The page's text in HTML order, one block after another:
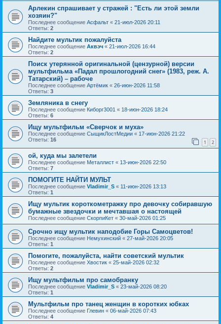
Арлекин спрашивает у стражей : "Есть ли этой земли
хозяин?"
Последнее сообщение Асфальт « 21-июл-2026 20:11
Ответы: 2
Найдите мультик пожалуйста
Последнее сообщение Аквэч « 21-июл-2026 16:44
Ответы: 2
Поиск утерянной оригинальной (цензурной) версии
мультфильма «Падал прошлогодний снег» (1983, реж. А.
Татарский) – рабоче
Последнее сообщение Артёмик « 26-июн-2026 11:58
Ответы: 3
Земляника в снегу
Последнее сообщение Киборг3001 « 18-июн-2026 18:24
Ответы: 6
Ищу мультфильм «Сверчок и муха»
Последнее сообщение СыщикЛостМедии « 17-июн-2026 21:22
Ответы: 16 1 2
ой, куда мы залетели
Последнее сообщение Металлист « 13-июн-2026 22:50
Ответы: 7
ПОМОГИТЕ НАЙТИ МУЛЬТ
Последнее сообщение Vladimir_S « 11-июн-2026 13:13
Ответы: 1
Ищу мультик короткометражку про девочку собиравшую
бумажные звездочки и мечтавшая о настоящей
Последнее сообщение СкорпиКет « 30-май-2026 01:25
Срочно ищу мультик наподобие Горы Самоцветов!
Последнее сообщение Немухинский « 27-май-2026 20:05
Ответы: 1
Помогите, пожалуйста, найти советский мультик
Последнее сообщение Хвостик « 25-май-2026 02:32
Ответы: 2
Ищу мультфильм про самобранку
Последнее сообщение Vladimir_S « 23-май-2026 08:20
Ответы: 1
Мультфильм про танец женщин в коротких юбках
Последнее сообщение Глевин « 06-май-2026 07:43
Ответы: 4